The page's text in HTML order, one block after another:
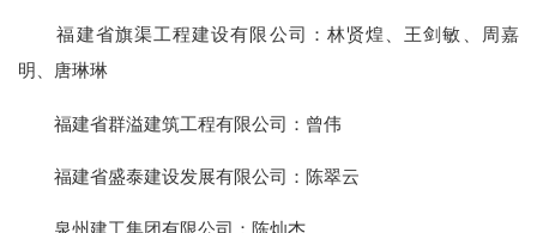
福建省旗渠工程建设有限公司：林贤煌、王剑敏、周嘉
明、唐琳琳
福建省群溢建筑工程有限公司：曾伟
福建省盛泰建设发展有限公司：陈翠云
泉州建工集团有限公司：陈灿杰